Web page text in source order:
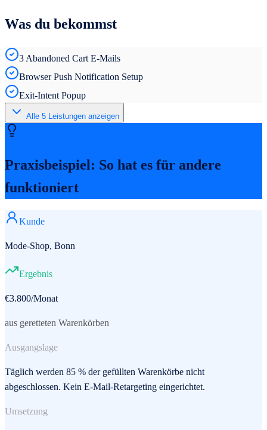
Was du bekommst
3 Abandoned Cart E-Mails
Browser Push Notification Setup
Exit-Intent Popup
Alle 5 Leistungen anzeigen
Praxisbeispiel: So hat es für andere
funktioniert
Kunde
Mode-Shop, Bonn
Ergebnis
€3.800/Monat
aus geretteten Warenkörben
Ausgangslage
Täglich werden 85 % der gefüllten Warenkörbe nicht
abgeschlossen. Kein E-Mail-Retargeting eingerichtet.
Umsetzung